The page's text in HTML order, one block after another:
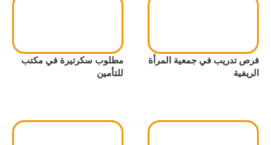
فرص تدريب في جمعية المرأة
الريفية
مطلوب سكرتيرة في مكتب
للتأمين